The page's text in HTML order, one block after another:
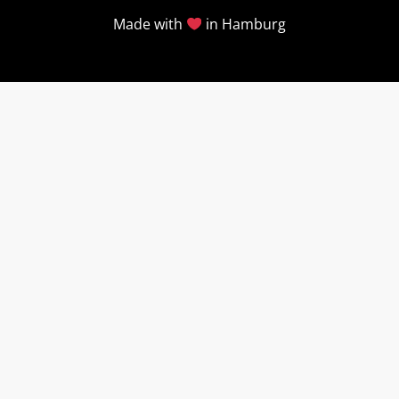
Made with in Hamburg